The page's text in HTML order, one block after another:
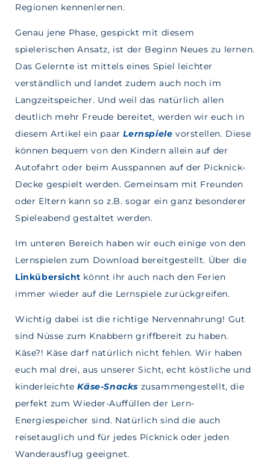
Regionen kennenlernen.
Genau jene Phase, gespickt mit diesem
spielerischen Ansatz, ist der Beginn Neues zu lernen.
Das Gelernte ist mittels eines Spiel leichter
verständlich und landet zudem auch noch im
Langzeitspeicher. Und weil das natürlich allen
deutlich mehr Freude bereitet, werden wir euch in
diesem Artikel ein paarLernspielevorstellen. Diese
können bequem von den Kindern allein auf der
Autofahrt oder beim Ausspannen auf der Picknick-
Decke gespielt werden. Gemeinsam mit Freunden
oder Eltern kann so z.B. sogar ein ganz besonderer
Spieleabend gestaltet werden.
Im unteren Bereich haben wir euch einige von den
Lernspielen zum Download bereitgestellt. Über die
Linkübersicht könnt ihr auch nach den Ferien
immer wieder auf die Lernspiele zurückgreifen.
Wichtig dabei ist die richtige Nervennahrung! Gut
sind Nüsse zum Knabbern griffbereit zu haben.
Käse?! Käse darf natürlich nicht fehlen. Wir haben
euch mal drei, aus unserer Sicht, echt köstliche und
kinderleichteKäse-Snacks zusammengestellt, die
perfekt zum Wieder-Auffüllen der Lern-
Energiespeicher sind. Natürlich sind die auch
reisetauglich und für jedes Picknick oder jeden
Wanderausflug geeignet.